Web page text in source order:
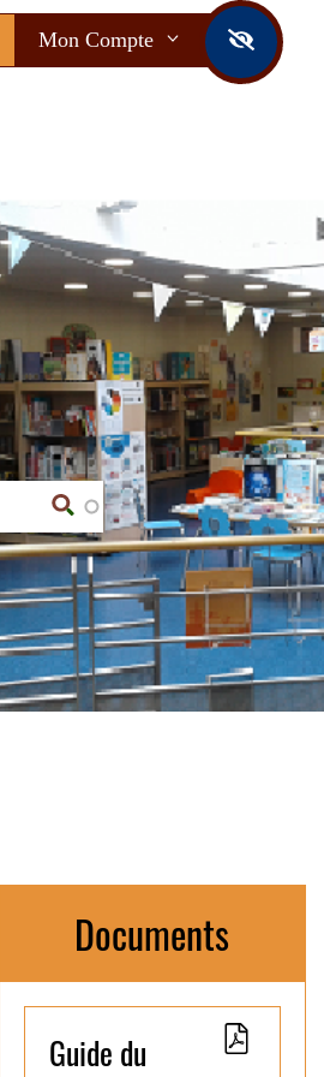
Mon Compte
Documents
Guide du